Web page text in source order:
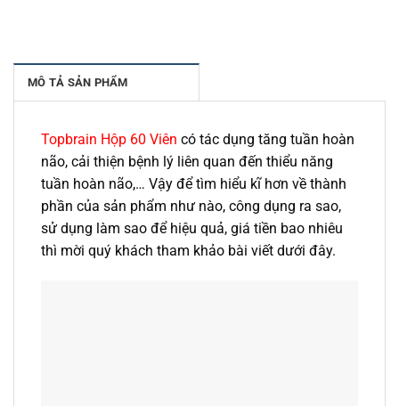
MÔ TẢ SẢN PHẨM
Topbrain Hộp 60 Viên có tác dụng tăng tuần hoàn
não, cải thiện bệnh lý liên quan đến thiểu năng
tuần hoàn não,… Vậy để tìm hiểu kĩ hơn về thành
phần của sản phẩm như nào, công dụng ra sao,
sử dụng làm sao để hiệu quả, giá tiền bao nhiêu
thì mời quý khách tham khảo bài viết dưới đây.